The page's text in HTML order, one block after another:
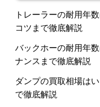
トレーラーの耐用年
コツまで徹底解説
バックホーの耐用年
ナンスまで徹底解説
ダンプの買取相場は
で徹底解説